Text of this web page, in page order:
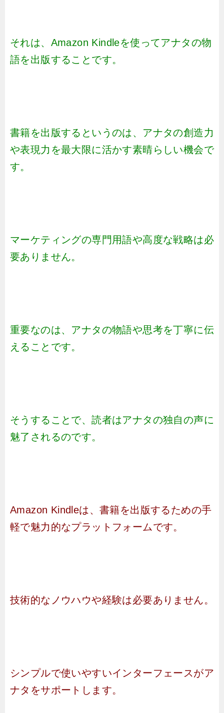
それは、Amazon Kindleを使ってアナタの物
語を出版することです。
書籍を出版するというのは、アナタの創造力
や表現力を最大限に活かす素晴らしい機会で
す。
マーケティングの専門用語や高度な戦略は必
要ありません。
重要なのは、アナタの物語や思考を丁寧に伝
えることです。
そうすることで、読者はアナタの独自の声に
魅了されるのです。
Amazon Kindleは、書籍を出版するための手
軽で魅力的なプラットフォームです。
技術的なノウハウや経験は必要ありません。
シンプルで使いやすいインターフェースがア
ナタをサポートします。